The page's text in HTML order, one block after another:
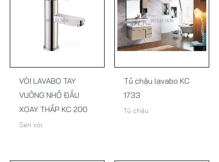
VÒI LAVABO TAY
VUÔNG NHỎ ĐẦU
XOAY THẤP KC 200
Sen vòi
Tủ chậu lavabo KC
1733
Tủ chậu